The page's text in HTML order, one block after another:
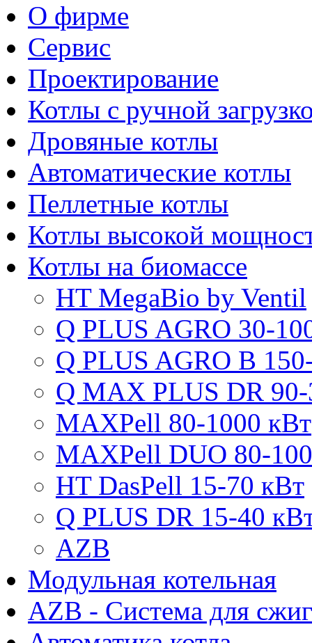
О фирме
Сервис
Проектирование
Котлы с ручной
Дровяные котлы
Автоматические котлы
Пеллетные котлы
Котлы высокой
Котлы на биомассе
HT MegaBio by Ventil
Q PLUS AGRO 30-
Q PLUS AGRO B
Q MAX PLUS DR
MAXPell 80-1000 кВт
MAXPell DUO 80-
HT DasPell 15-70 кВт
Q PLUS DR 15-40
AZB
Модульная котельная
AZB - Система для